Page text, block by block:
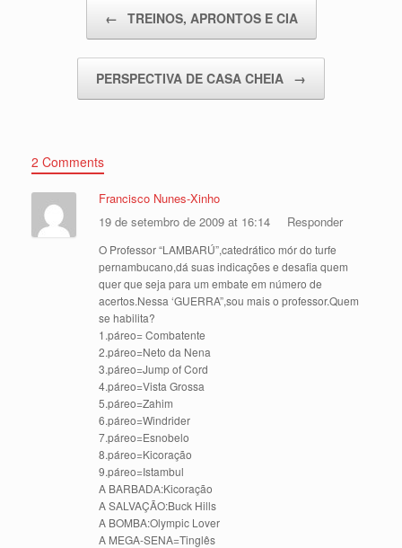
← TREINOS, APRONTOS E CIA
PERSPECTIVA DE CASA CHEIA →
2 Comments
Francisco Nunes-Xinho
19 de setembro de 2009 at 16:14
Responder
O Professor “LAMBARÚ”,catedrático mór do turfe
pernambucano,dá suas indicações e desafia quem
quer que seja para um embate em número de
acertos.Nessa ‘GUERRA”,sou mais o professor.Quem
se habilita?
1.páreo= Combatente
2.páreo=Neto da Nena
3.páreo=Jump of Cord
4.páreo=Vista Grossa
5.páreo=Zahim
6.páreo=Windrider
7.páreo=Esnobelo
8.páreo=Kicoração
9.páreo=Istambul
A BARBADA:Kicoração
A SALVAÇÃO:Buck Hills
A BOMBA:Olympic Lover
A MEGA-SENA=Tinglês